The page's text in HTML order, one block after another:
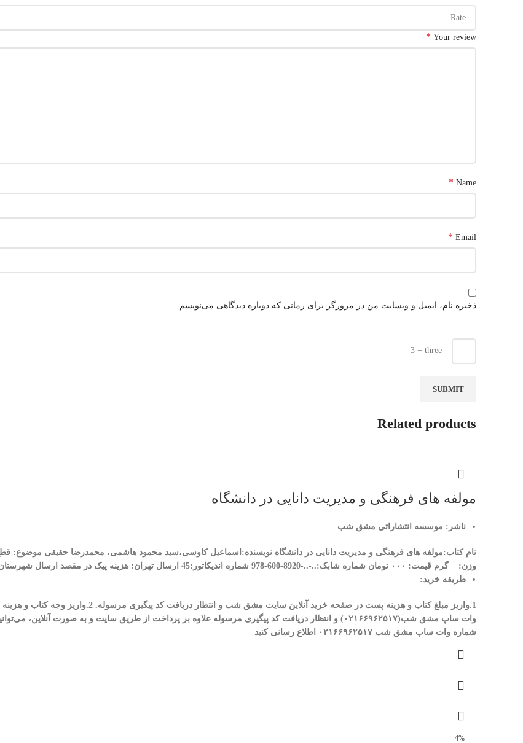
Your review
*
Name
*
Email
*
ذخیره نام، ایمیل و وبسایت من در مرورگر برای زمانی که دوباره دیدگاهی می‌نویسم.
3 − three =
Related products
مولفه های فرهنگی و مدیریت دانایی در دانشگاه
ناشر: موسسه انتشاراتی مشق شب
نام کتاب:مولفه های فرهنگی و مدیریت دانایی در دانشگاه نويسنده:اسماعیل کاوسی،سید محمود هاشمی، محمدرضا حقیقی موضوع:
وزن: گرم قیمت: ۰۰۰ تومان شماره شابک:..-..-8920-600-978 شماره اندیکاتور:45 ارسال تهران: هزینه پیک در مقصد ارسال شهرستان: 35 هزار تومان (قیمت تا اسفند
طریقه خرید:
1.واریز مبلغ کتاب و هزینه پست در صفحه خرید آنلاین سایت مشق شب و انتظار دریافت کد پیگیری مرسوله.
2.واریز وجه کتاب و
وات ساپ مشق شب(۰۲۱۶۶۹۶۲۵۱۷ ) و انتظار دریافت کد پیگیری مرسوله علاوه بر پرداخت از طریق سایت و به صورت آنلاین،
شماره وات ساپ مشق شب ۰۲۱۶۶۹۶۲۵۱۷ اطلاع رسانی کنید
-4%